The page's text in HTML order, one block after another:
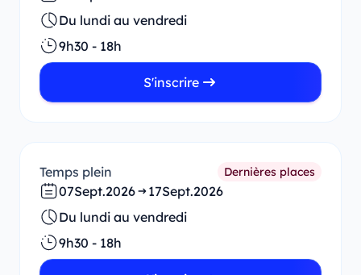
Du lundi au vendredi
9h30 - 18h
S'inscrire
Temps plein Dernières places
07Sept.2026 17Sept.2026
Du lundi au vendredi
9h30 - 18h